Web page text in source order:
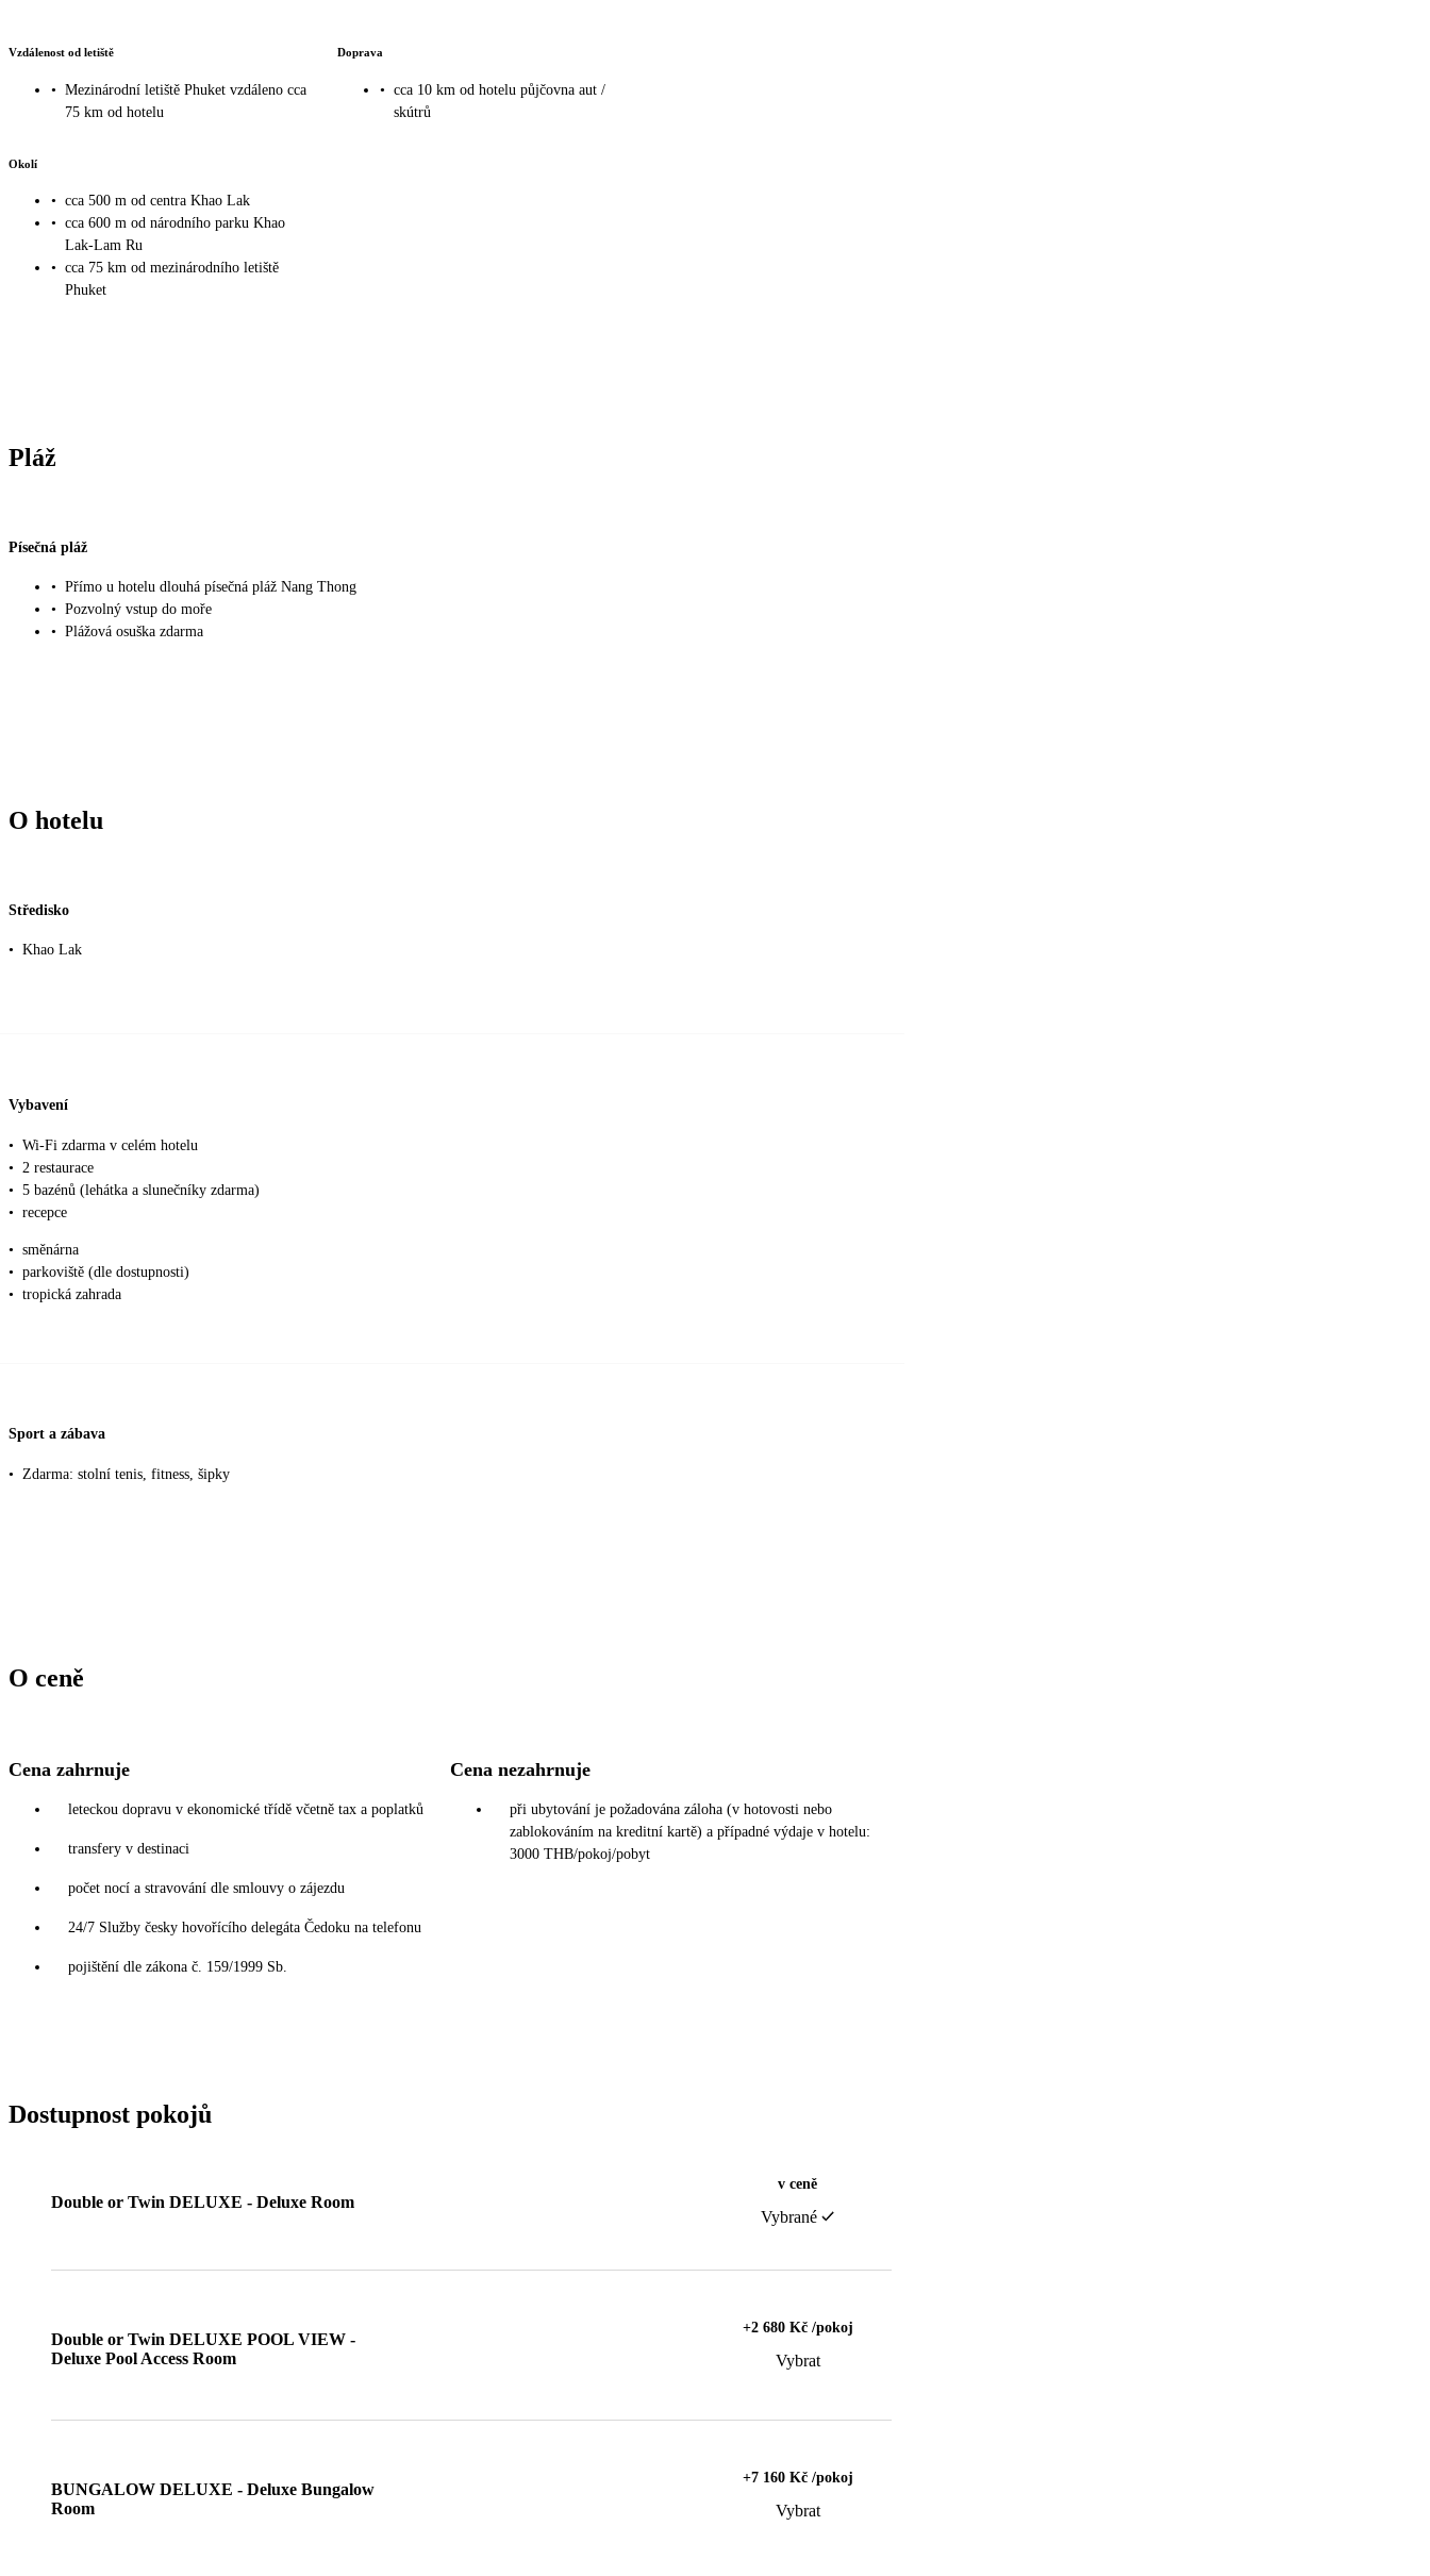
Vzdálenost od letiště
• Mezinárodní letiště Phuket vzdáleno cca
75 km od hotelu
Doprava
• cca 10 km od hotelu půjčovna aut /
skútrů
Okolí
• cca 500 m od centra Khao Lak
• cca 600 m od národního parku Khao
Lak-Lam Ru
• cca 75 km od mezinárodního letiště
Phuket
Pláž
Písečná pláž
• Přímo u hotelu dlouhá písečná pláž Nang Thong
• Pozvolný vstup do moře
• Plážová osuška zdarma
O hotelu
Středisko
• Khao Lak
Vybavení
• Wi-Fi zdarma v celém hotelu
•
2 restaurace
• 5 bazénů (lehátka a slunečníky zdarma)
• recepce
• směnárna
• parkoviště (dle dostupnosti)
• tropická zahrada
Sport a zábava
• Zdarma: stolní tenis, fitness, šipky
O ceně
Cena zahrnuje
leteckou dopravu v ekonomické třídě včetně tax a poplatků
transfery v destinaci
počet nocí a stravování dle smlouvy o zájezdu
24/7 Služby česky hovořícího delegáta Čedoku na telefonu
pojištění dle zákona č. 159/1999 Sb.
Cena nezahrnuje
při ubytování je požadována záloha (v hotovosti nebo
zablokováním na kreditní kartě) a případné výdaje v hotelu:
3000 THB/pokoj/pobyt
Dostupnost pokojů
Double or Twin DELUXE - Deluxe Room
v ceně
Vybrané
Double or Twin DELUXE POOL VIEW -
Deluxe Pool Access Room
+2 680 Kč /pokoj
Vybrat
BUNGALOW DELUXE - Deluxe Bungalow
Room
+7 160 Kč /pokoj
Vybrat